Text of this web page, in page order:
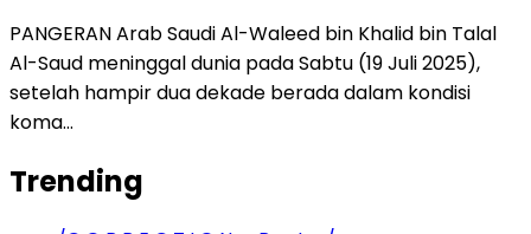
PANGERAN Arab Saudi Al-Waleed bin Khalid bin Talal
Al-Saud meninggal dunia pada Sabtu (19 Juli 2025),
setelah hampir dua dekade berada dalam kondisi
koma…
Trending